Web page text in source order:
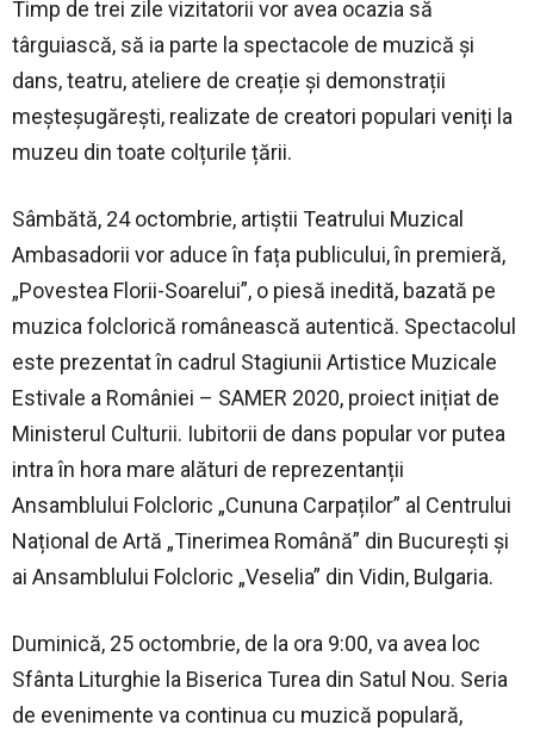
Timp de trei zile vizitatorii vor avea ocazia să
târguiască, să ia parte la spectacole de muzică și
dans, teatru, ateliere de creație și demonstrații
meșteșugărești, realizate de creatori populari veniți la
muzeu din toate colțurile țării.
Sâmbătă, 24 octombrie, artiștii Teatrului Muzical
Ambasadorii vor aduce în fața publicului, în premieră,
„Povestea Florii-Soarelui”, o piesă inedită, bazată pe
muzica folclorică românească autentică. Spectacolul
este prezentat în cadrul Stagiunii Artistice Muzicale
Estivale a României – SAMER 2020, proiect inițiat de
Ministerul Culturii. Iubitorii de dans popular vor putea
intra în hora mare alături de reprezentanții
Ansamblului Folcloric „Cununa Carpaților” al Centrului
Național de Artă „Tinerimea Română” din București și
ai Ansamblului Folcloric „Veselia” din Vidin, Bulgaria.
Duminică, 25 octombrie, de la ora 9:00, va avea loc
Sfânta Liturghie la Biserica Turea din Satul Nou. Seria
de evenimente va continua cu muzică populară,